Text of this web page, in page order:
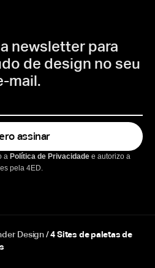
newsletter para
de design no seu
mail.
assinar
a Política de Privacidade e autorizo a
pela 4ED.
Design/4 Sites de paletas de